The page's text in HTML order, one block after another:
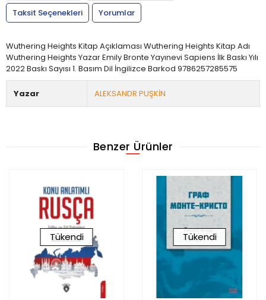
Taksit Seçenekleri
Yorumlar
Wuthering Heights Kitap Açıklaması Wuthering Heights Kitap Adı
Wuthering Heights Yazar Emily Bronte Yayınevi Sapiens İlk Baskı Yılı
2022 Baskı Sayısı 1. Basım Dil İngilizce Barkod 9786257285575
Yazar ALEKSANDR PUŞKİN
Benzer Ürünler
Tükendi Tükendi